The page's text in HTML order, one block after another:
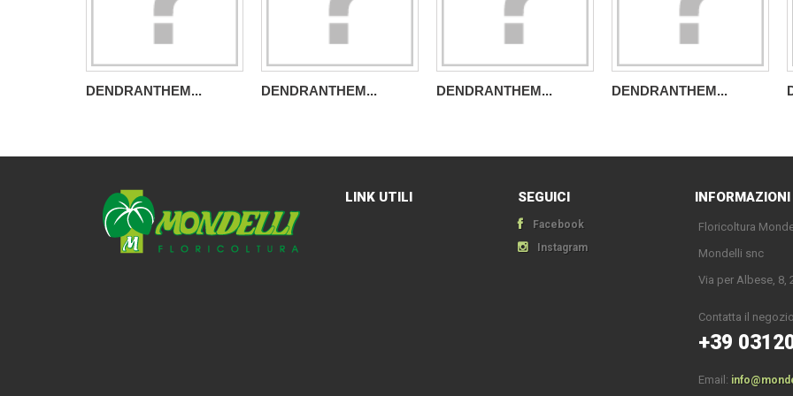
DENDRANTHEM... DENDRANTHEM... DENDRANTHEM... DENDRANTHEM...
LINK UTILI SEGUICI
Facebook
Instagram
INFORMAZIONI
Floricoltura
Mondelli snc
Via per Albese, 8,
Contatta il
+39
Email: